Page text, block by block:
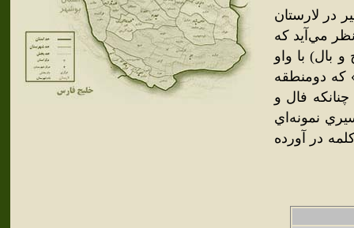
در لارستان
مي‌آيد که
بال) با واو
که دومنطقه
فال و
نمونه‌اي
در آورده